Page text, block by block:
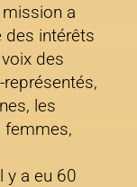
a
des intérêts
des
les
femmes,
y a eu 60